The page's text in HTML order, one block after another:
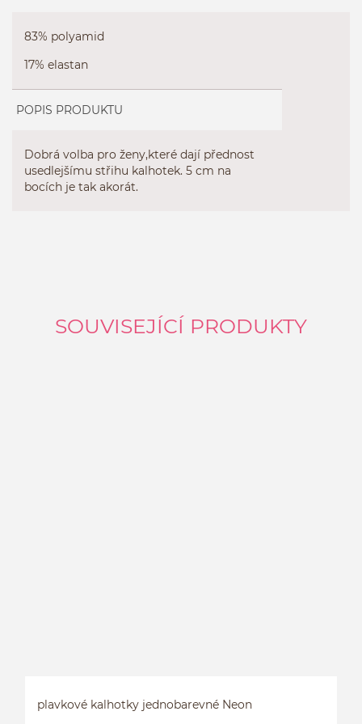
83% polyamid
17% elastan
POPIS PRODUKTU
Dobrá volba pro ženy,které dají přednost
usedlejšímu střihu kalhotek. 5 cm na
bocích je tak akorát.
SOUVISEJÍCÍ PRODUKTY
plavkové kalhotky jednobarevné Neon